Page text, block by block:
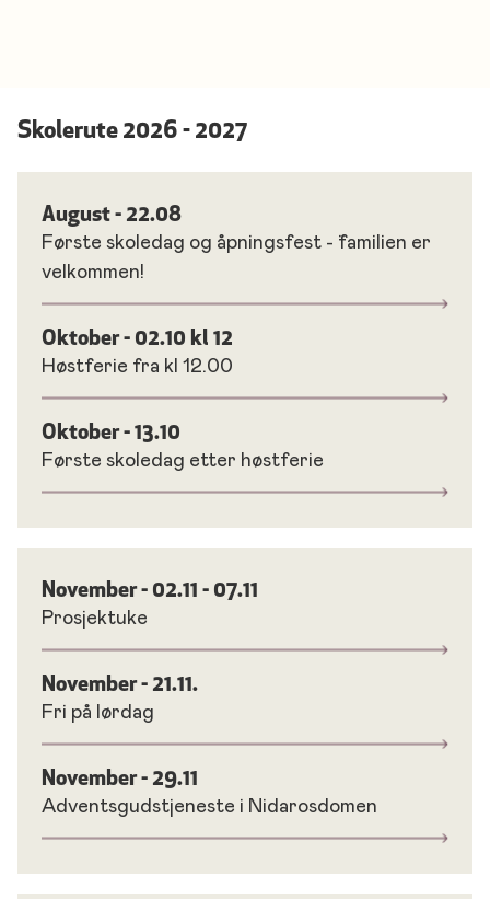
Skolerute 2026 - 2027
August - 22.08
Første skoledag og åpningsfest - ¨familien er
velkommen!
Oktober - 02.10 kl 12
Høstferie fra kl 12.00
Oktober - 13.10
Første skoledag etter høstferie
November - 02.11 - 07.11
Prosjektuke
November - 21.11.
Fri på lørdag
November - 29.11
Adventsgudstjeneste i Nidarosdomen